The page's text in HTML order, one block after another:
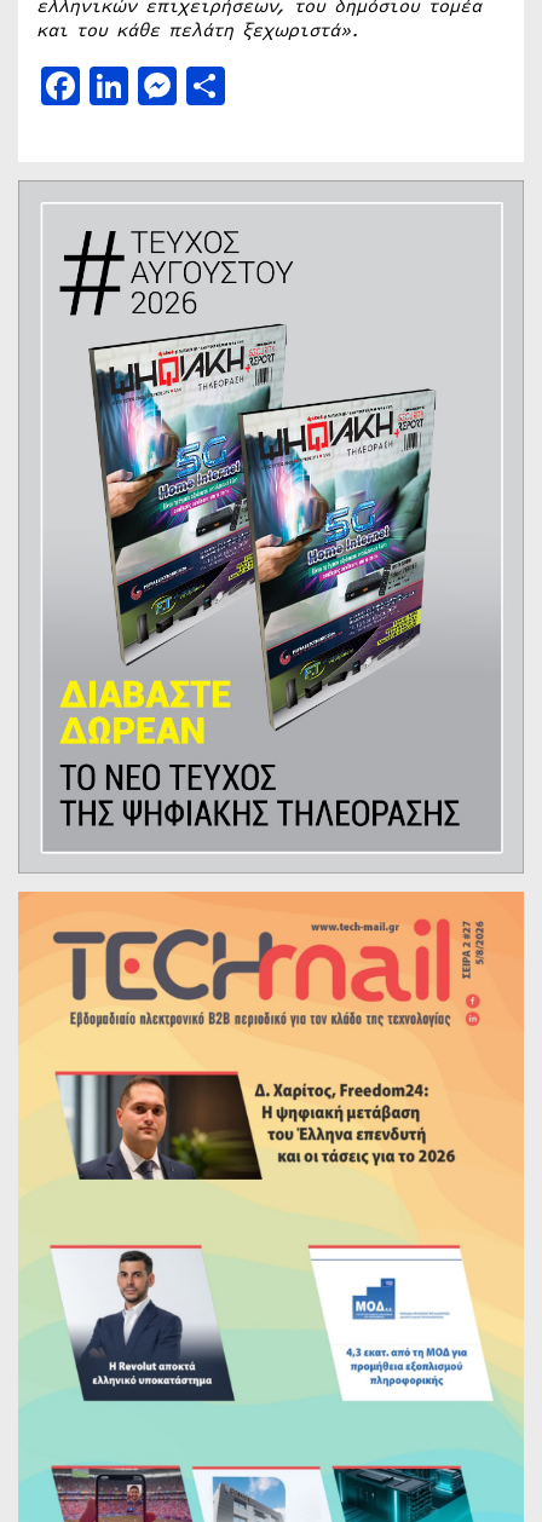
ελληνικών επιχειρήσεων, του δημόσιου τομέα
και του κάθε πελάτη ξεχωριστά».
Facebook
LinkedIn
Messenger